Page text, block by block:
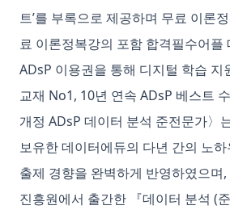
트’를 부록으로 제공하며 무료 이론
료 이론정복강의 포함 합격필수어플
ADsP 이용권을 통해 디지털 학습 지
교재 No1, 10년 연속 ADsP 베스트
개정 ADsP 데이터 분석 준전문가〉
보유한 데이터에듀의 다년 간의 노
출제 경향을 완벽하게 반영하였으며
진흥원에서 출간한 『데이터 분석 (